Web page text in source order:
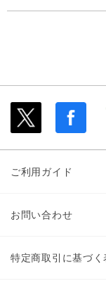
ご利用ガイド
お問い合わせ
特定商取引に基づく